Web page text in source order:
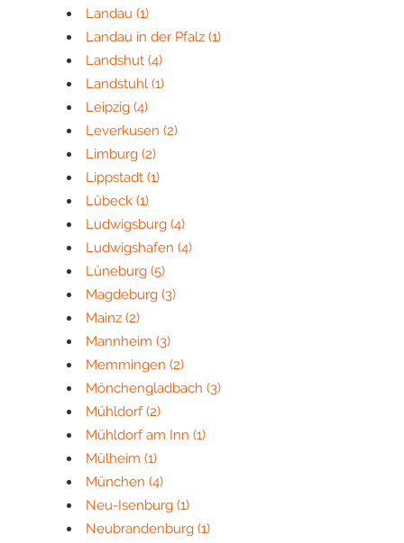
Landau (1)
Landau in der Pfalz (1)
Landshut (4)
Landstuhl (1)
Leipzig (4)
Leverkusen (2)
Limburg (2)
Lippstadt (1)
Lübeck (1)
Ludwigsburg (4)
Ludwigshafen (4)
Lüneburg (5)
Magdeburg (3)
Mainz (2)
Mannheim (3)
Memmingen (2)
Mönchengladbach (3)
Mühldorf(2)
Mühldorf am Inn (1)
Mülheim (1)
München (4)
Neu-Isenburg (1)
Neubrandenburg (1)